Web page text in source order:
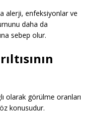
alerji, enfeksiyonlar ve
daha da
sebep olur.
olarak görülme oranları
konusudur.